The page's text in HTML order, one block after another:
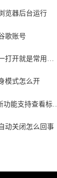
览器后台运行
歌账号
模式怎么开
谷歌 Chrome 浏览器新功能支持查看标签页内存
动关闭怎么回事